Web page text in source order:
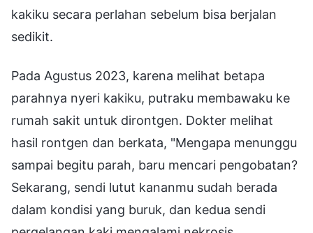
kakiku secara perlahan sebelum bisa berjalan
sedikit.
Pada Agustus 2023, karena melihat betapa
parahnya nyeri kakiku, putraku membawaku ke
rumah sakit untuk dirontgen. Dokter melihat
hasil rontgen dan berkata, "Mengapa menunggu
sampai begitu parah, baru mencari pengobatan?
Sekarang, sendi lutut kananmu sudah berada
dalam kondisi yang buruk, dan kedua sendi